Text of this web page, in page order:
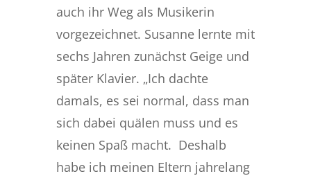
auch ihr Weg als Musikerin
vorgezeichnet. Susanne lernte mit
sechs Jahren zunächst Geige und
später Klavier. „Ich dachte
damals, es sei normal, dass man
sich dabei quälen muss und es
keinen Spaß macht. Deshalb
habe ich meinen Eltern jahrelang